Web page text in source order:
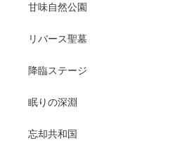
甘味自然公園
リバース聖墓
降臨ステージ
眠りの深淵
忘却共和国